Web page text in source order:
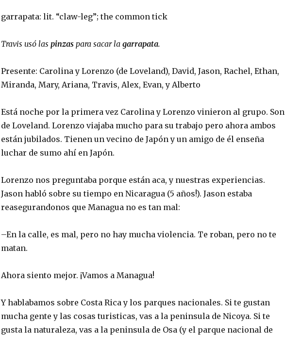
garrapata: lit. “claw-leg”; the common tick
Travis usó las pinzaspara sacar la garrapata.
Presente: Carolina y Lorenzo (de Loveland), David, Jason, Rachel, Ethan,
Miranda, Mary, Ariana, Travis, Alex, Evan, y Alberto
Está noche por la primera vez Carolina y Lorenzo vinieron al grupo. Son
de Loveland. Lorenzo viajaba mucho para su trabajo pero ahora ambos
están jubilados. Tienen un vecino de Japón y un amigo de él enseña
luchar de sumo ahí en Japón.
Lorenzo nos preguntaba porque están aca, y nuestras experiencias.
Jason habló sobre su tiempo en Nicaragua (5 años!). Jason estaba
reasegurandonos que Managua no es tan mal:
–En la calle, es mal, pero no hay mucha violencia. Te roban, pero no te
matan.
Ahora siento mejor. ¡Vamos a Managua!
Y hablabamos sobre Costa Rica y los parques nacionales. Si te gustan
mucha gente y las cosas turisticas, vas a la peninsula de Nicoya. Si te
gusta la naturaleza, vas a la peninsula de Osa (y el parque nacional de